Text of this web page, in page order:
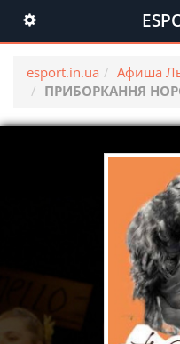
Toggle
navigation
esport.in.ua Афиша
ПРИБОРКАННЯ